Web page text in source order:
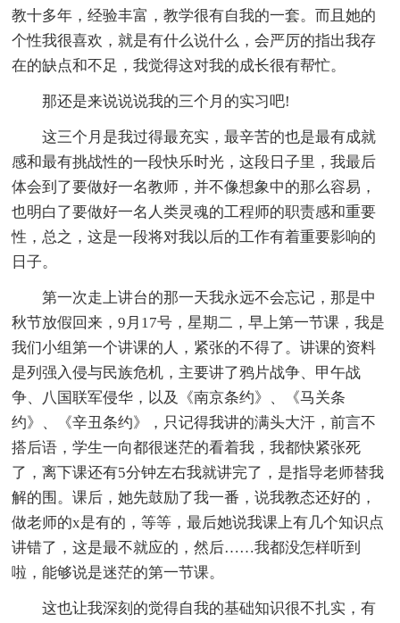
教十多年，经验丰富，教学很有自我的一套。而且她的
个性我很喜欢，就是有什么说什么，会严厉的指出我存
在的缺点和不足，我觉得这对我的成长很有帮忙。
那还是来说说说我的三个月的实习吧!
这三个月是我过得最充实，最辛苦的也是最有成就
感和最有挑战性的一段快乐时光，这段日子里，我最后
体会到了要做好一名教师，并不像想象中的那么容易，
也明白了要做好一名人类灵魂的工程师的职责感和重要
性，总之，这是一段将对我以后的工作有着重要影响的
日子。
第一次走上讲台的那一天我永远不会忘记，那是中
秋节放假回来，9月17号，星期二，早上第一节课，我是
我们小组第一个讲课的人，紧张的不得了。讲课的资料
是列强入侵与民族危机，主要讲了鸦片战争、甲午战
争、八国联军侵华，以及《南京条约》、《马关条
约》、《辛丑条约》，只记得我讲的满头大汗，前言不
搭后语，学生一向都很迷茫的看着我，我都快紧张死
了，离下课还有5分钟左右我就讲完了，是指导老师替我
解的围。课后，她先鼓励了我一番，说我教态还好的，
做老师的x是有的，等等，最后她说我课上有几个知识点
讲错了，这是最不就应的，然后……我都没怎样听到
啦，能够说是迷茫的第一节课。
这也让我深刻的觉得自我的基础知识很不扎实，有